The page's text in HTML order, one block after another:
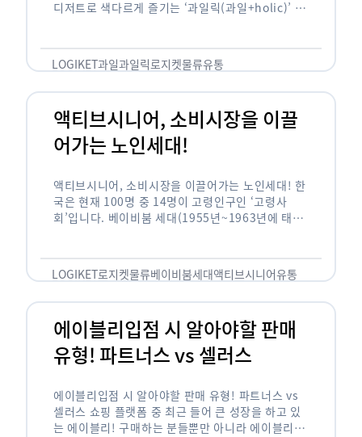
디저트로 색다르게 즐기는 ‘과일릭(과일+holic)’ 트
…
LOGIKET과일과일릭로지켓물류유통
액티브시니어, 소비시장을 이끌
어가는 노인세대!
액티브시니어, 소비시장을 이끌어가는 노인세대! 한
국은 현재 100명 중 14명이 고령인구인 ‘고령사
회’입니다. 베이비붐 세대(1955년~1963년에 태어
오고 있습니다. 하지만 사회가 늙어가는 …
LOGIKET로지켓물류베이비붐세대액티브시니어유통
에이블리입점 시 알아야할 판매
유형! 파트너스 vs 셀러스
에이블리입점 시 알아야할 판매 유형! 파트너스 vs
셀러스 쇼핑 플랫폼 중 최근 들어 큰 성장을 하고 있
는 에이블리! 구매하는 분들뿐만 아니라 에이블리에